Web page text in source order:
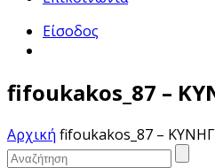
Είσοδος
fifoukakos_87 –
Αρχική fifoukakos_87 –